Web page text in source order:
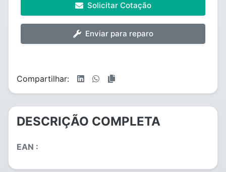
Solicitar Cotação
Enviar para reparo
Compartilhar:
DESCRIÇÃO COMPLETA
EAN :